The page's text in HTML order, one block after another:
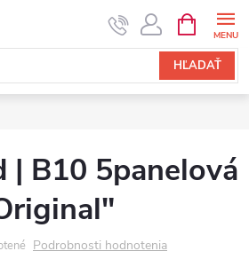
HĽADAŤ
KOŠÍK
| B10 5panelová
Podrobnosti hodnotenia